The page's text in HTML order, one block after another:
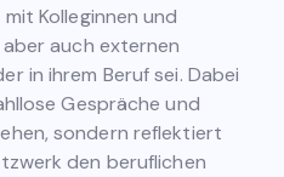
Kolleginnen und
auch externen
in ihrem Beruf sei. Dabei
Gespräche und
sondern reflektiert
den beruflichen